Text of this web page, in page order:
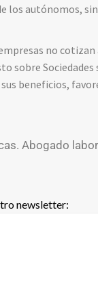
los autónomos,
no cotizan
sobre
beneficios,
Abogado
newsletter: